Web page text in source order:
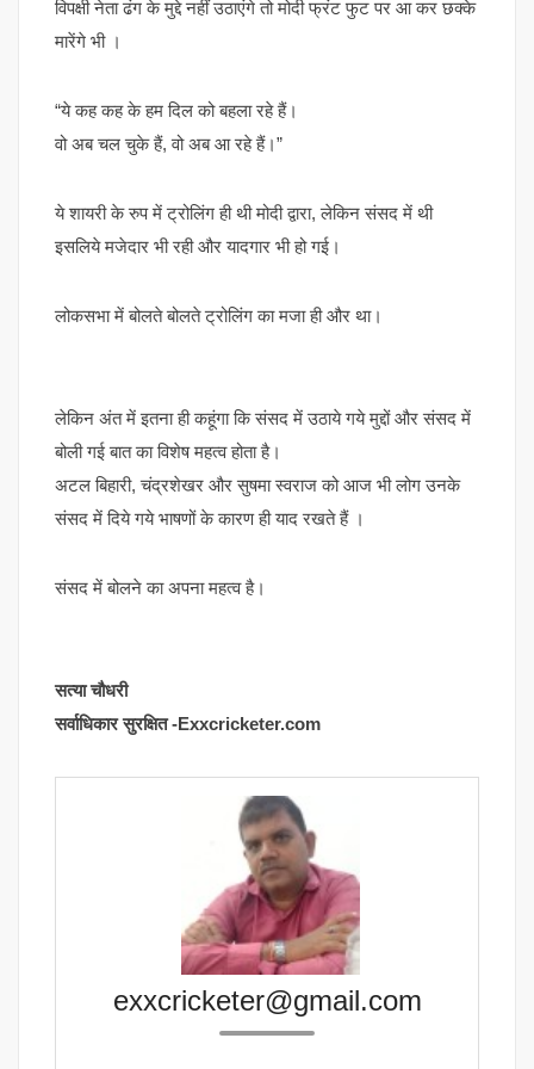
विपक्षी नेता ढंग के मुद्दे नहीं उठाएंगे तो मोदी फ्रंट फुट पर आ कर छक्के
मारेंगे भी ।
“ये कह कह के हम दिल को बहला रहे हैं।
वो अब चल चुके हैं, वो अब आ रहे हैं।”
ये शायरी के रुप में ट्रोलिंग ही थी मोदी द्वारा, लेकिन संसद में थी
इसलिये मजेदार भी रही और यादगार भी हो गई।
लोकसभा में बोलते बोलते ट्रोलिंग का मजा ही और था।
लेकिन अंत में इतना ही कहूंगा कि संसद में उठाये गये मुद्दों और संसद में
बोली गई बात का विशेष महत्व होता है।
अटल बिहारी, चंद्रशेखर और सुषमा स्वराज को आज भी लोग उनके
संसद में दिये गये भाषणों के कारण ही याद रखते हैं ।
संसद में बोलने का अपना महत्व है।
सत्या चौधरी
सर्वाधिकार सुरक्षित -Exxcricketer.com
exxcricketer@gmail.com